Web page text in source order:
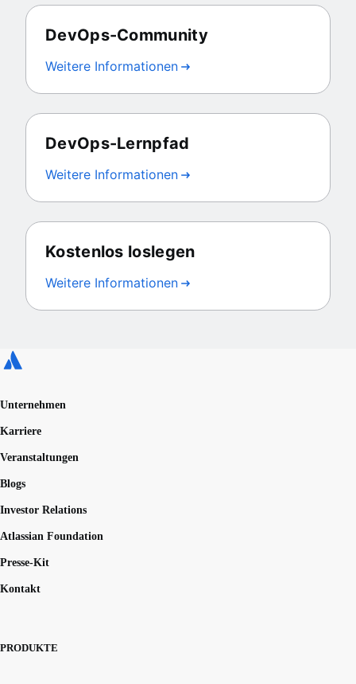
DevOps-Community
Weitere Informationen
DevOps-Lernpfad
Weitere Informationen
Kostenlos loslegen
Weitere Informationen
Unternehmen
Karriere
Veranstaltungen
Blogs
Investor Relations
Atlassian Foundation
Presse-Kit
Kontakt
PRODUKTE